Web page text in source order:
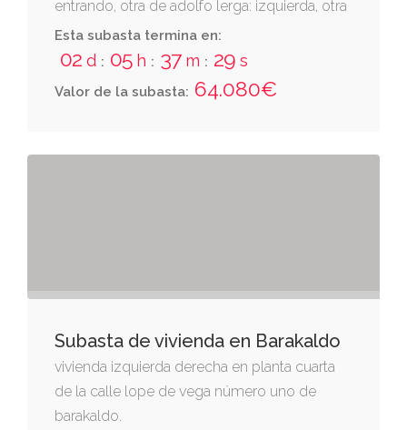
entrando, otra de adolfo lerga: izquierda, otra
de alejandro delgado; espalda, otra de cirila
irigaray. consta de tres pisos y el bajo. se
halla asentada sobre una parcela de ciento
veintiocho metros cuadrados. inscrita en el
1880, libro 153, folio 1, inscripción 17.
Esta subasta termina en:
02 d : 05 h : 37 m : 28 s
Valor de la subasta: 64.080€
Subasta de vivienda en Barakaldo
vivienda izquierda derecha en planta cuarta
de la calle lope de vega número uno de
barakaldo.